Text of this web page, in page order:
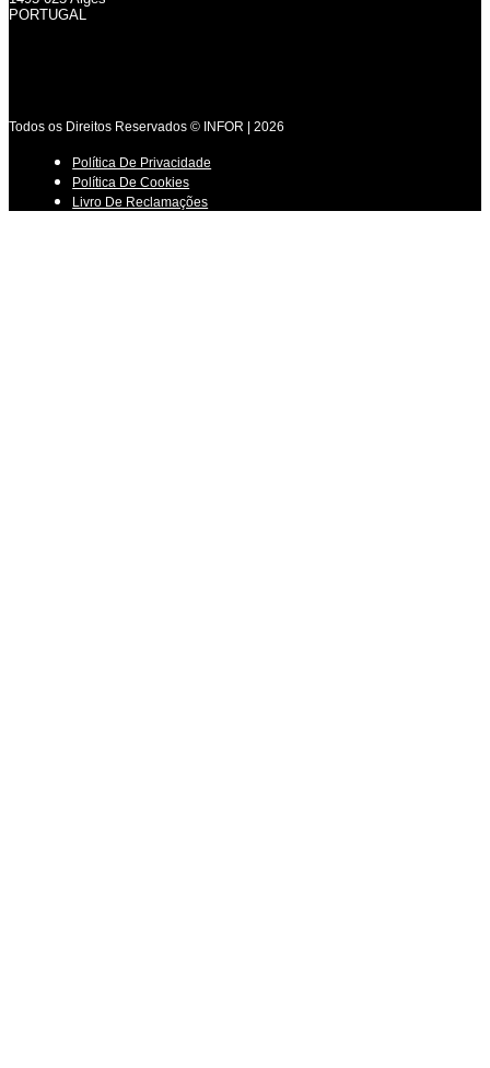
PORTUGAL
Todos os Direitos Reservados © INFOR | 2026
Política De Privacidade
Política De Cookies
Livro De Reclamações